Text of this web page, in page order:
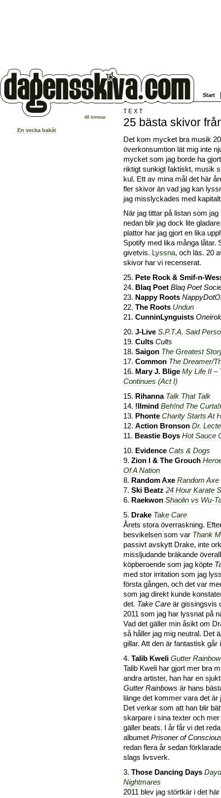
Start
48 timmar
En vecka bakåt
TEXT
25 bästa skivor
Det kom mycket bra musik
överkonsumtion lät mig inte
mycket som jag borde ha
riktigt sunkigt faktiskt, musik
kul. Ett av mina mål det här
fler skivor än vad jag kan
jag misslyckades med
När jag tittar på listan som
nedan blir jag dock lite
plattor har jag gjort en lika
Spotify med lika många låtar.
givetvis. Lyssna, och läs. 20
skivor har vi recenserat.
25. Pete Rock & Smif-n-
24. Blaq Poet Blaq Poet
23. Nappy Roots
22. The Roots Undun
21. CunninLynguists
20. J-Live S.P.T.A. Said
19. Cults Cults
18. Saigon The Greatest
17. Common The Dreamer/
16. Mary J. Blige My Life II –
Continues (Act I)
15. Rihanna Talk That Talk
14. !llmind Beh!nd The
13. Phonte Charity Starts At
12. Action Bronson Dr.
11. Beastie Boys Hot Sauce
10. Evidence Cats & Dogs
9. Zion I & The Grouch
Of A Nation
8. Random Axe Random Axe
7. Ski Beatz 24 Hour Karate
6. Raekwon Shaolin vs Wu-
5. Drake Take Care
Årets stora överraskning.
besvikelsen som var Thank
passivt avskytt Drake, inte
missljudande bräkande
köpberoende som jag köpte
med stor irritation som jag
första gången, och det var
som jag direkt kunde
det. Take Care är gissingsvis
2011 som jag har lyssnat på
Vad det gäller min åsikt om
så håller jag mig neutral. Det
gillar. Att den är fantastisk går
4. Talib Kweli Gutter
Talib Kweli har gjort mer bra
andra artister, han har en
Gutter Rainbows är hans
länge det kommer vara det är
Det verkar som att han blir
skarpare i sina texter och
gäller beats. I år får vi det
albumet Prisoner of
redan flera år sedan
slags livsverk.
3. Those Dancing Days
Nightmares
2011 blev jag störtkär i det